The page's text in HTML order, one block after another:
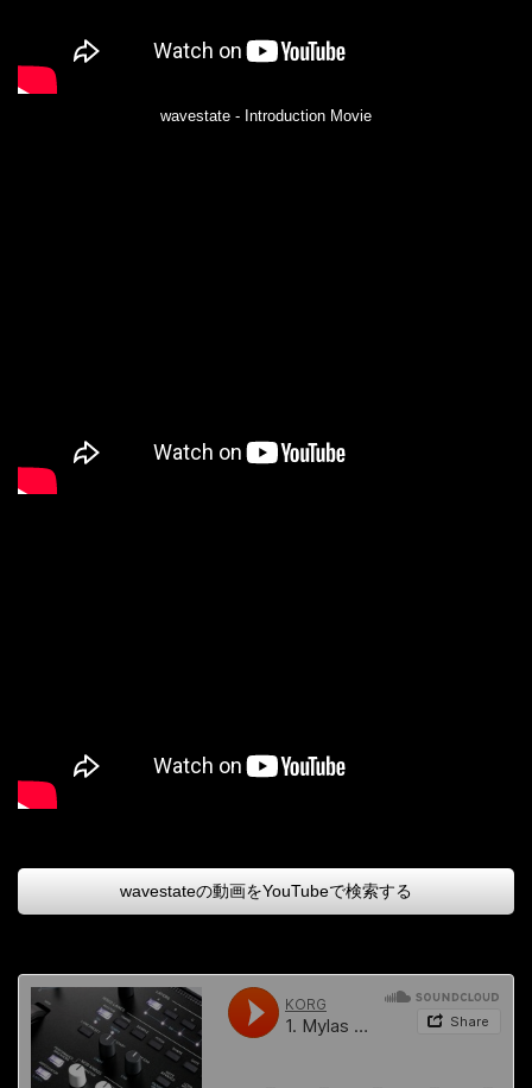
wavestate - Introduction Movie
wavestateの動画をYouTubeで検索する